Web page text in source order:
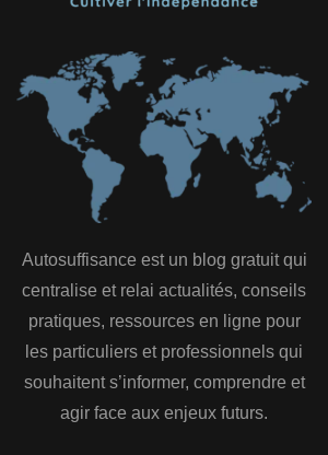
Autosuffisance est un blog gratuit qui
centralise et relai actualités, conseils
pratiques, ressources en ligne pour
les particuliers et professionnels qui
souhaitent s’informer, comprendre et
agir face aux enjeux futurs.